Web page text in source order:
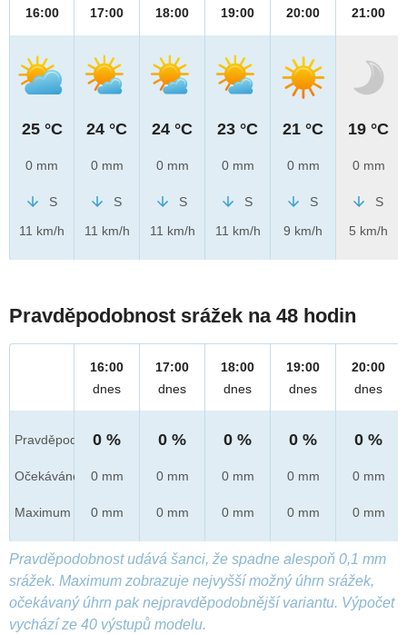
16:00
25 °C
0 mm
S
11 km/h
17:00
24 °C
0 mm
S
11 km/h
18:00
24 °C
0 mm
S
11 km/h
19:00
23 °C
0 mm
S
11 km/h
20:00
21 °C
0 mm
S
9 km/h
21:00
19 °C
0 mm
S
5 km/h
Pravděpodobnost srážek na 48 hodin
Pravděpod.
Očekáváno
Maximum
16:00
dnes
0 %
0 mm
0 mm
17:00
dnes
0 %
0 mm
0 mm
18:00
dnes
0 %
0 mm
0 mm
19:00
dnes
0 %
0 mm
0 mm
20:00
dnes
0 %
0 mm
0 mm
Pravděpodobnost udává šanci, že spadne alespoň 0,1 mm
srážek. Maximum zobrazuje nejvyšší možný úhrn srážek,
očekávaný úhrn pak nejpravděpodobnější variantu. Výpočet
vychází ze 40 výstupů modelu.